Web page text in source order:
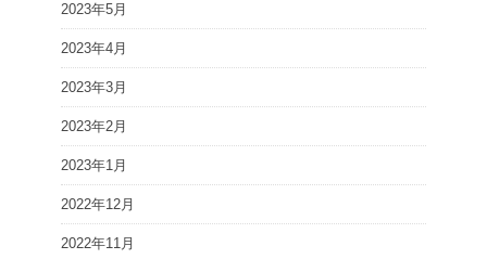
2023年5月
2023年4月
2023年3月
2023年2月
2023年1月
2022年12月
2022年11月